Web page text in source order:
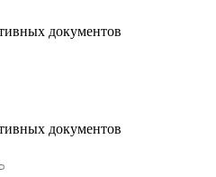
документов
документов